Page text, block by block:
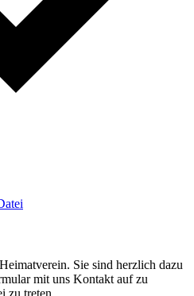
Sie sind herzlich dazu
mit uns Kontakt auf zu